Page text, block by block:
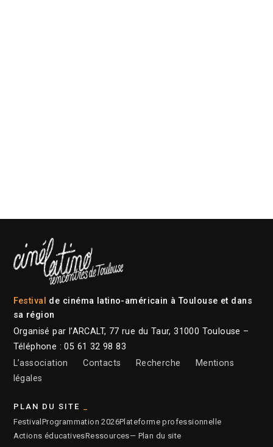
Festival de cinéma latino-américain à Toulouse et dans
sa région
Organisé par l’ARCALT, 77 rue du Taur, 31000 Toulouse –
Téléphone : 05 61 32 98 83
L’association
Contacts Recherche
Mentions
légales
PLAN DU SITE
Festival Programmation 2026Plateforme professionnelle
Actions éducativesRessources— Plan du site